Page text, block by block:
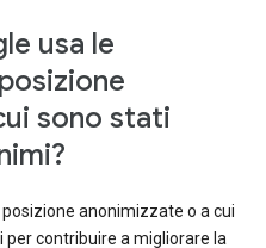
usa le
sono stati
anonimizzate o a cui
contribuire a migliorare la